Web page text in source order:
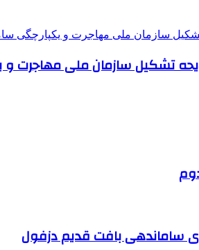
تشکیل سازمان ملی مهاجرت و